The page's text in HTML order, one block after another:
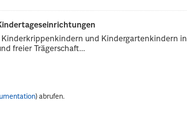
und Kindergartenkindern in
freier Trägerschaft...
) abrufen.